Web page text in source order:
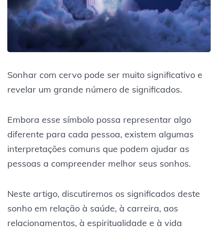
Sonhar com cervo pode ser muito significativo e
revelar um grande número de significados.
Embora esse símbolo possa representar algo
diferente para cada pessoa, existem algumas
interpretações comuns que podem ajudar as
pessoas a compreender melhor seus sonhos.
Neste artigo, discutiremos os significados deste
sonho em relação à saúde, à carreira, aos
relacionamentos, à espiritualidade e à vida